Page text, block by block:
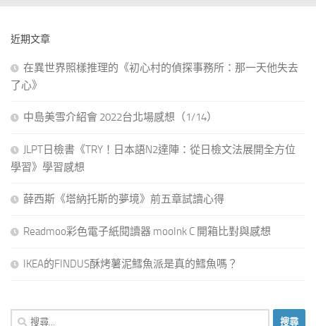
近期文章
在異世界照樣推理的《初心村的偵探事務所：那一天他失去
了心》
中島美雪介紹會 2022台北場感想（1/14）
JLPT日檢書《TRY！日本語N2達陣：從日檢文法展開全方位
學習》學習感想
薛西斯《塔納托斯的夢境》前五章試讀心得
Readmoo彩色電子紙閱讀器 mooInk C 開箱比對與感想
IKEA的FINDUS酥烤薯泥鱈魚派是真的鱈魚嗎？
搜